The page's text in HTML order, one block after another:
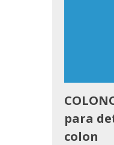
para
colon